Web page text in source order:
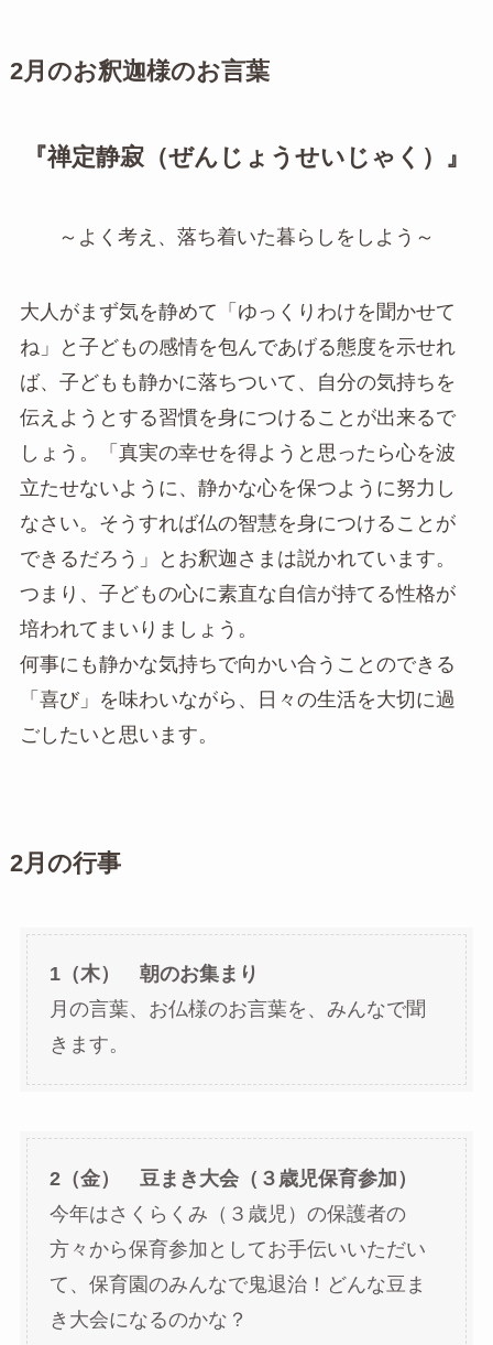
2月のお釈迦様のお言葉
『禅定静寂（ぜんじょうせいじゃく）』
～よく考え、落ち着いた暮らしをしよう～
大人がまず気を静めて「ゆっくりわけを聞かせて
ね」と子どもの感情を包んであげる態度を示せれ
ば、子どもも静かに落ちついて、自分の気持ちを
伝えようとする習慣を身につけることが出来るで
しょう。「真実の幸せを得ようと思ったら心を波
立たせないように、静かな心を保つように努力し
なさい。そうすれば仏の智慧を身につけることが
できるだろう」とお釈迦さまは説かれています。
つまり、子どもの心に素直な自信が持てる性格が
培われてまいりましょう。
何事にも静かな気持ちで向かい合うことのできる
「喜び」を味わいながら、日々の生活を大切に過
ごしたいと思います。
2月の行事
1（木） 朝のお集まり
月の言葉、お仏様のお言葉を、みんなで聞
きます。
2（金） 豆まき大会（３歳児保育参加）
今年はさくらくみ（３歳児）の保護者の
方々から保育参加としてお手伝いいただい
て、保育園のみんなで鬼退治！どんな豆ま
き大会になるのかな？